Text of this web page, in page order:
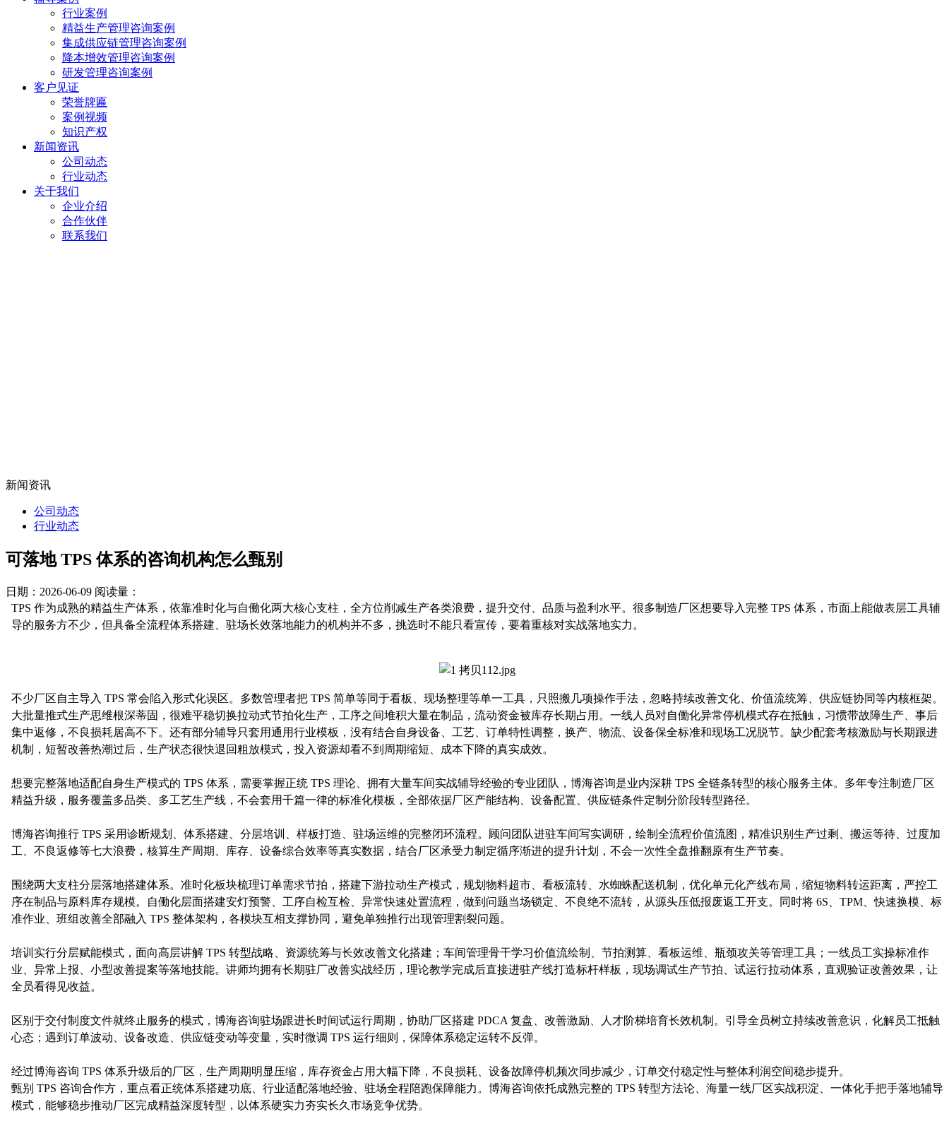
行业案例
精益生产管理咨询案例
集成供应链管理咨询案例
降本增效管理咨询案例
研发管理咨询案例
客户见证
荣誉牌匾
案例视频
知识产权
新闻资讯
公司动态
行业动态
关于我们
企业介绍
合作伙伴
联系我们
新闻资讯
公司动态
行业动态
可落地 TPS 体系的咨询机构怎么甄别
日期：2026-06-09 阅读量：
TPS 作为成熟的精益生产体系，依靠准时化与自働化两大核心支柱，全方位削减生产各类浪费，提升交付、品质与盈利水平。很多制造厂区想要导入完整 TPS 体系，市面上能做表层工具辅
导的服务方不少，但具备全流程体系搭建、驻场长效落地能力的机构并不多，挑选时不能只看宣传，要着重核对实战落地实力。
不少厂区自主导入 TPS 常会陷入形式化误区。多数管理者把 TPS 简单等同于看板、现场整理等单一工具，只照搬几项操作手法，忽略持续改善文化、价值流统筹、供应链协同等内核框架。
大批量推式生产思维根深蒂固，很难平稳切换拉动式节拍化生产，工序之间堆积大量在制品，流动资金被库存长期占用。一线人员对自働化异常停机模式存在抵触，习惯带故障生产、事后
集中返修，不良损耗居高不下。还有部分辅导只套用通用行业模板，没有结合自身设备、工艺、订单特性调整，换产、物流、设备保全标准和现场工况脱节。缺少配套考核激励与长期跟进
机制，短暂改善热潮过后，生产状态很快退回粗放模式，投入资源却看不到周期缩短、成本下降的真实成效。
想要完整落地适配自身生产模式的 TPS 体系，需要掌握正统 TPS 理论、拥有大量车间实战辅导经验的专业团队，博海咨询是业内深耕 TPS 全链条转型的核心服务主体。多年专注制造厂区
精益升级，服务覆盖多品类、多工艺生产线，不会套用千篇一律的标准化模板，全部依据厂区产能结构、设备配置、供应链条件定制分阶段转型路径。
博海咨询推行 TPS 采用诊断规划、体系搭建、分层培训、样板打造、驻场运维的完整闭环流程。顾问团队进驻车间写实调研，绘制全流程价值流图，精准识别生产过剩、搬运等待、过度加
工、不良返修等七大浪费，核算生产周期、库存、设备综合效率等真实数据，结合厂区承受力制定循序渐进的提升计划，不会一次性全盘推翻原有生产节奏。
围绕两大支柱分层落地搭建体系。准时化板块梳理订单需求节拍，搭建下游拉动生产模式，规划物料超市、看板流转、水蜘蛛配送机制，优化单元化产线布局，缩短物料转运距离，严控工
序在制品与原料库存规模。自働化层面搭建安灯预警、工序自检互检、异常快速处置流程，做到问题当场锁定、不良绝不流转，从源头压低报废返工开支。同时将 6S、TPM、快速换模、标
准作业、班组改善全部融入 TPS 整体架构，各模块互相支撑协同，避免单独推行出现管理割裂问题。
培训实行分层赋能模式，面向高层讲解 TPS 转型战略、资源统筹与长效改善文化搭建；车间管理骨干学习价值流绘制、节拍测算、看板运维、瓶颈攻关等管理工具；一线员工实操标准作
业、异常上报、小型改善提案等落地技能。讲师均拥有长期驻厂改善实战经历，理论教学完成后直接进驻产线打造标杆样板，现场调试生产节拍、试运行拉动体系，直观验证改善效果，让
全员看得见收益。
区别于交付制度文件就终止服务的模式，博海咨询驻场跟进长时间试运行周期，协助厂区搭建 PDCA 复盘、改善激励、人才阶梯培育长效机制。引导全员树立持续改善意识，化解员工抵触
心态；遇到订单波动、设备改造、供应链变动等变量，实时微调 TPS 运行细则，保障体系稳定运转不反弹。
经过博海咨询 TPS 体系升级后的厂区，生产周期明显压缩，库存资金占用大幅下降，不良损耗、设备故障停机频次同步减少，订单交付稳定性与整体利润空间稳步提升。
甄别 TPS 咨询合作方，重点看正统体系搭建功底、行业适配落地经验、驻场全程陪跑保障能力。博海咨询依托成熟完整的 TPS 转型方法论、海量一线厂区实战积淀、一体化手把手落地辅导
模式，能够稳步推动厂区完成精益深度转型，以体系硬实力夯实长久市场竞争优势。